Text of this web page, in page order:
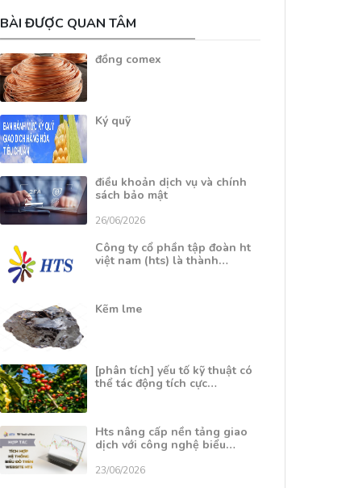
BÀI ĐƯỢC QUAN TÂM
đồng comex
Ký quỹ
điều khoản dịch vụ và chính
sách bảo mật
26/06/2026
Công ty cổ phần tập đoàn ht
việt nam (hts) là thành…
Kẽm lme
[phân tích] yếu tố kỹ thuật có
thể tác động tích cực…
Hts nâng cấp nền tảng giao
dịch với công nghệ biểu…
23/06/2026